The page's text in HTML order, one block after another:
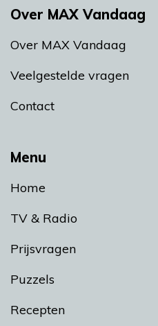
Menu
Home
TV & Radio
Prijsvragen
Puzzels
Recepten
Over MAX Vandaag
Over MAX Vandaag
Veelgestelde vragen
Contact